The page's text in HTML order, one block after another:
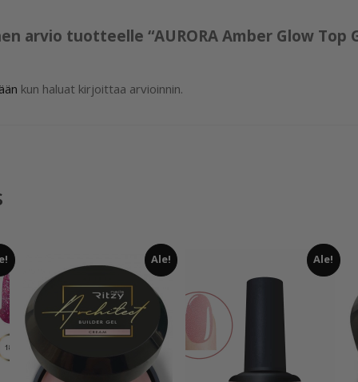
arvio tuotteelle “AURORA Amber Glow Top
kun haluat kirjoittaa arvioinnin.
Ale! Ale!